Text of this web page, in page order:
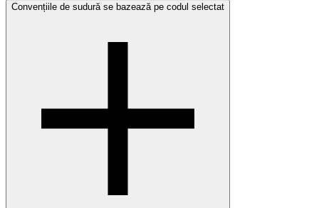
Convențiile de sudură se bazează pe codul selectat